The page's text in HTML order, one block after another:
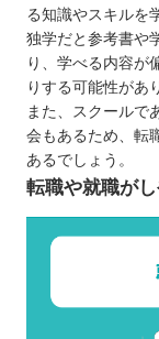
る知識やスキルを
独学だと参考書や
り、学べる内容が
りする可能性があ
また、スクールで
会もあるため、転
あるでしょう。
転職や就職が